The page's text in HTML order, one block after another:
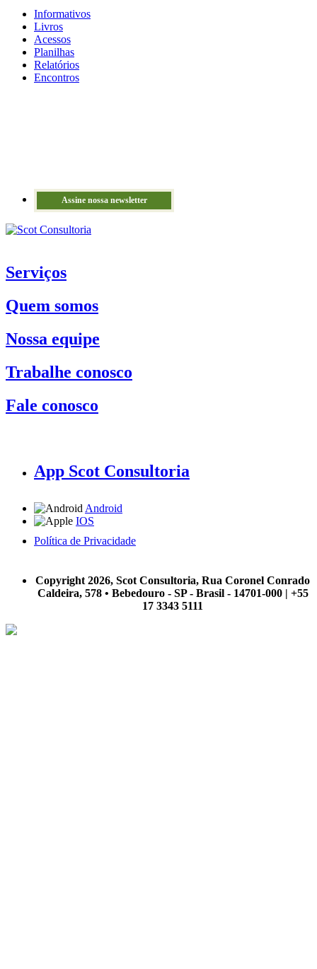
Informativos
Livros
Acessos
Planilhas
Relatórios
Encontros
Assine nossa newsletter
Serviços
Quem somos
Nossa equipe
Trabalhe conosco
Fale conosco
App Scot Consultoria
Android
IOS
Política de Privacidade
Copyright 2026, Scot Consultoria, Rua Coronel Conrado
Caldeira, 578 • Bebedouro - SP - Brasil - 14701-000 | +55
17 3343 5111